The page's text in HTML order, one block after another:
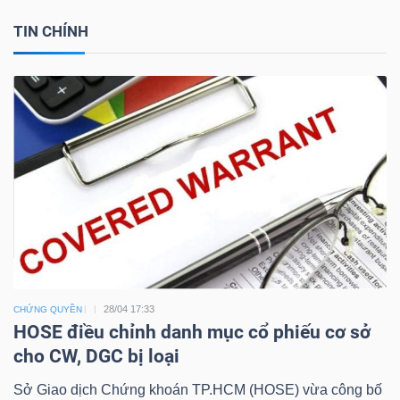
TIN CHÍNH
CHỨNG QUYỀN 28/04 17:33
HOSE điều chỉnh danh mục cổ phiếu cơ sở
cho CW, DGC bị loại
Sở Giao dịch Chứng khoán TP.HCM (HOSE) vừa công bố
Dữ
liệu
chính